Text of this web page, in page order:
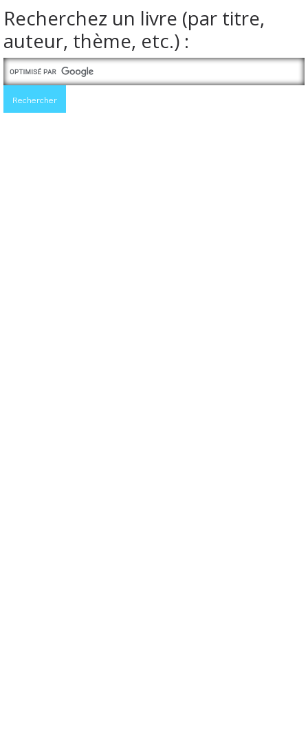
Recherchez un livre (par titre,
auteur, thème, etc.) :